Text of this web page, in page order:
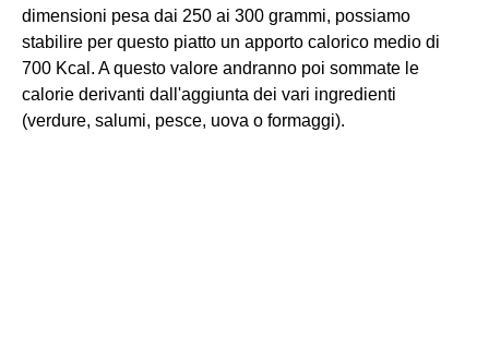
dimensioni pesa dai 250 ai 300 grammi, possiamo
stabilire per questo piatto un apporto calorico medio di
700 Kcal. A questo valore andranno poi sommate le
calorie derivanti dall'aggiunta dei vari ingredienti
(verdure, salumi, pesce, uova o formaggi).